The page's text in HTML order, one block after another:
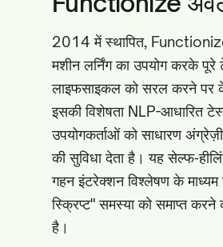
2014 में स्थापित,
मशीन लर्निंग का उपयोग करके पूरे
लाइफसाइकल को सरल करने पर
इसकी विशेषता NLP-आधारित
उपयोगकर्ताओं को साधारण
की सुविधा देता है। यह
गहन इंटरेक्शन विश्लेषण के
स्क्रिप्ट" समस्या को समाप्त करने
है।